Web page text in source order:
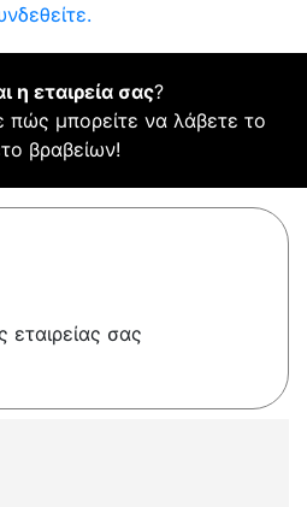
η εταιρεία σας?
πώς μπορείτε να λάβετε το
βραβείων!
εταιρείας σας